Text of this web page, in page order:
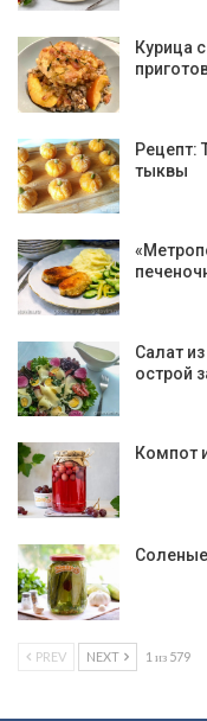
Курица
Рецепт:
тыквы
Салат
острой
Компот
Соленые
PREV NEXT 1 из 579